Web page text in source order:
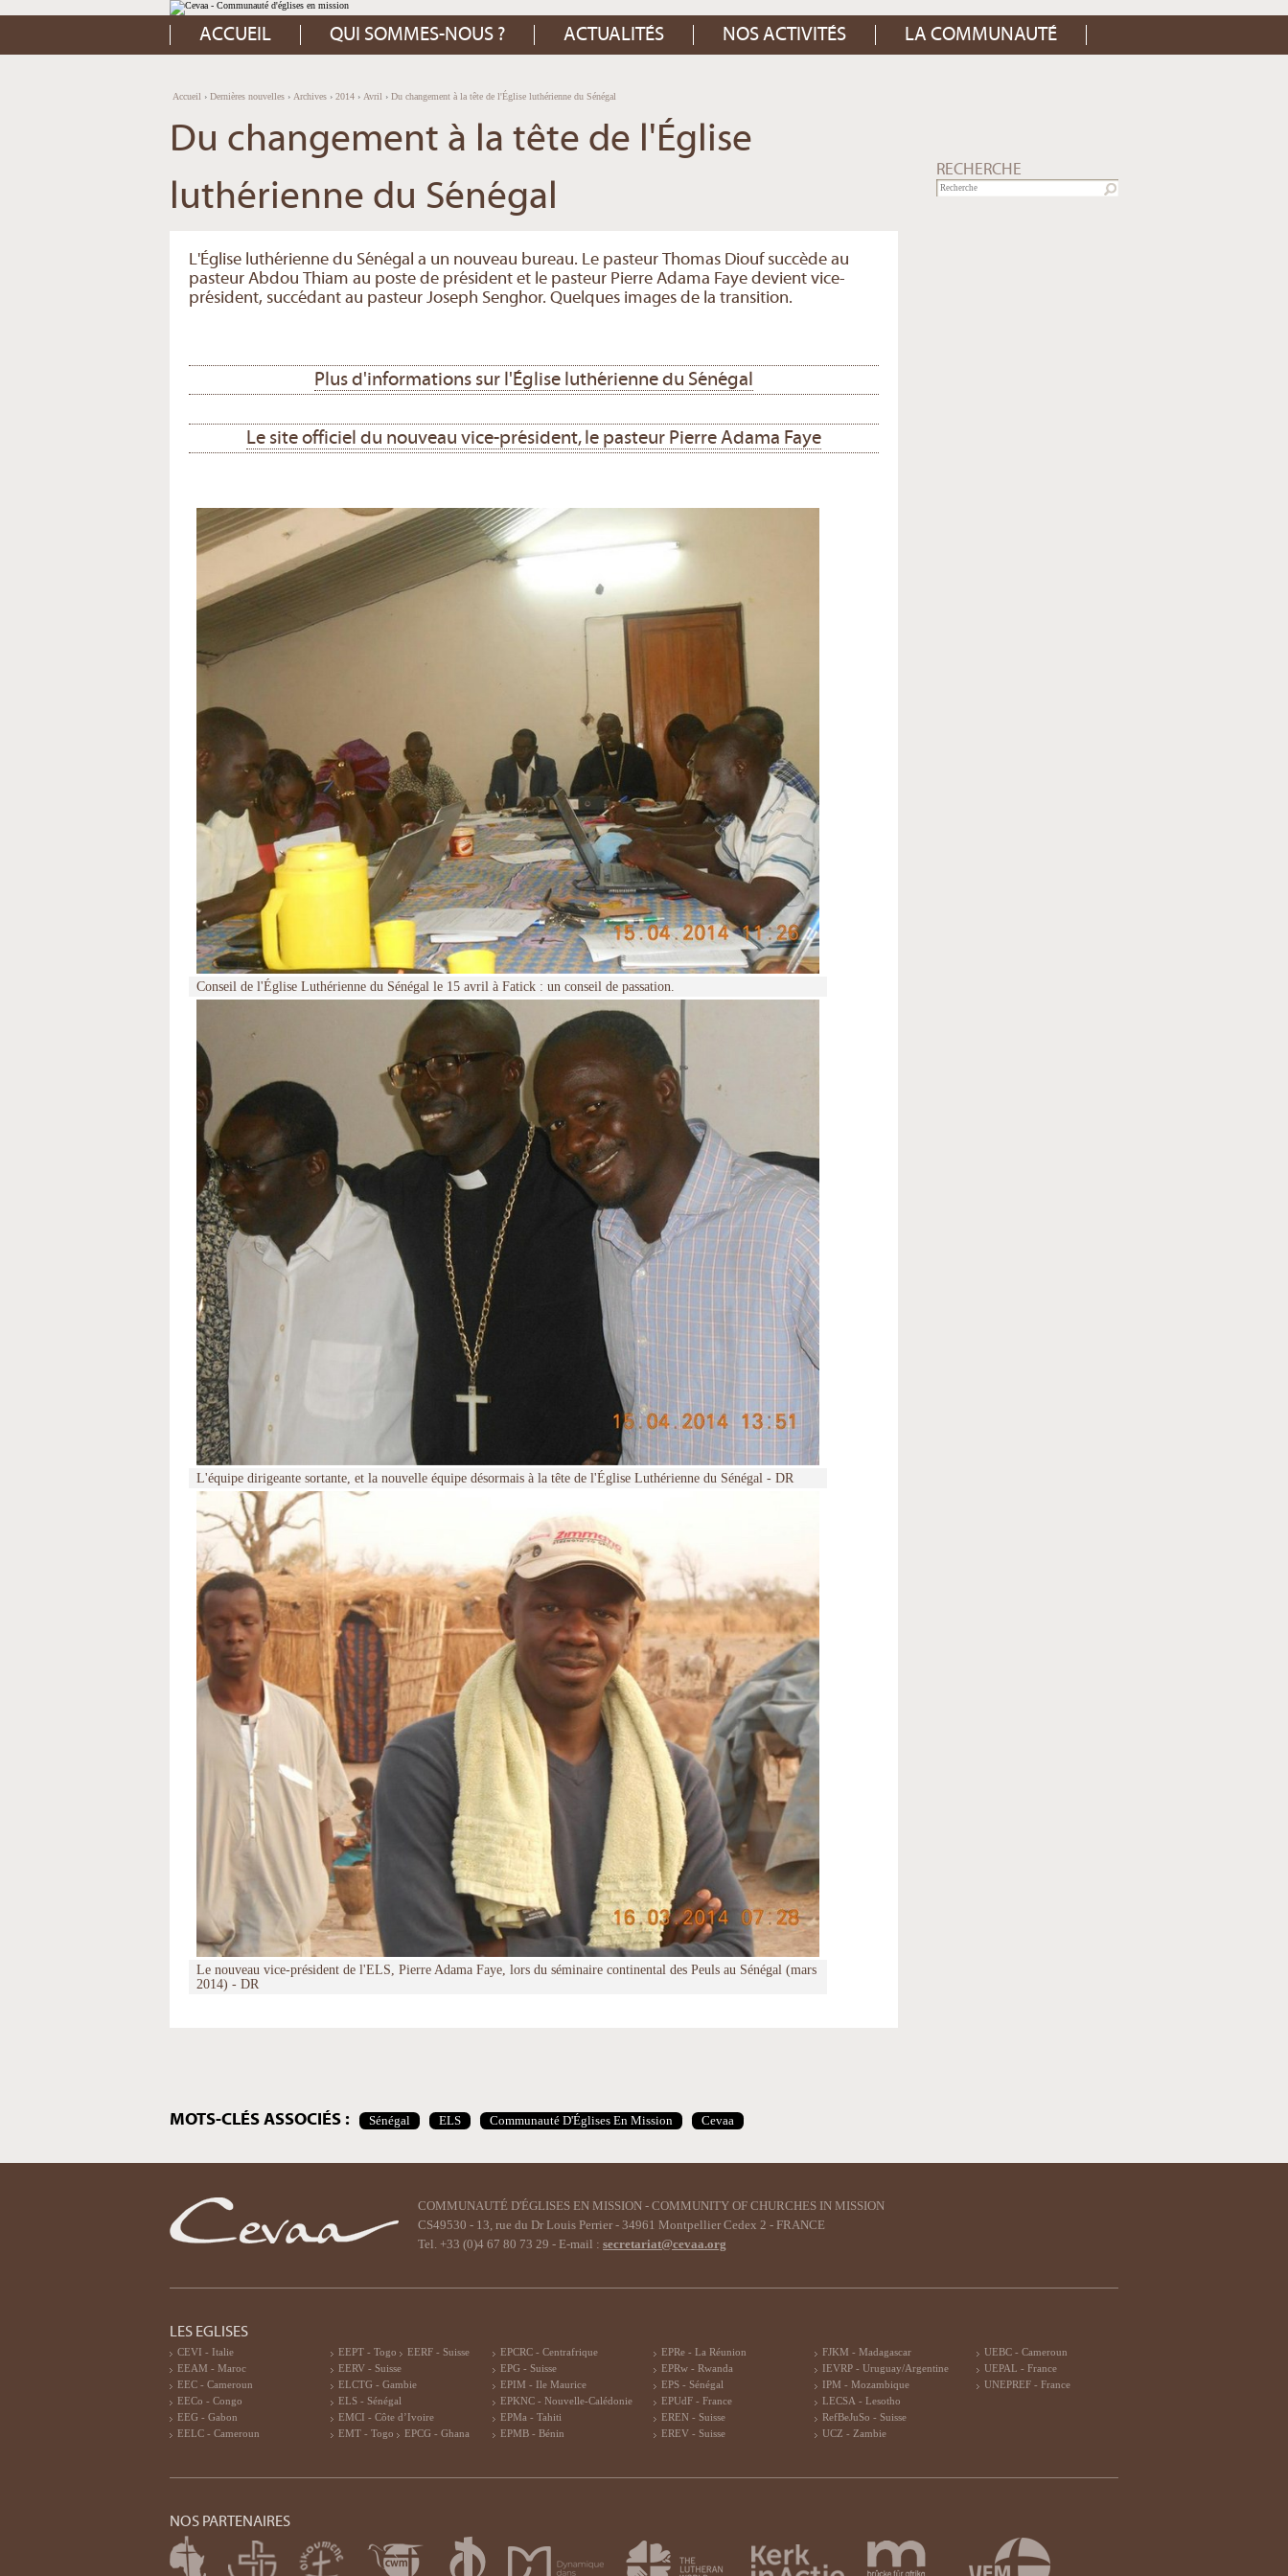
Aller
au
contenu.
Aller
à
Outils
personnels
ACCUEIL QUI SOMMES-NOUS ? ACTUALITÉS NOS ACTIVITÉS LA COMMUNAUTÉ
Accueil › Dernières nouvelles › Archives › 2014 › Avril › Du changement à la tête de l'Église luthérienne du Sénégal
RECHERCHE
Du changement à la tête de l'Église
luthérienne du Sénégal
L'Église luthérienne du Sénégal a un nouveau bureau. Le pasteur Thomas Diouf succède au
pasteur Abdou Thiam au poste de président et le pasteur Pierre Adama Faye devient vice-
président, succédant au pasteur Joseph Senghor. Quelques images de la transition.
Plus d'informations sur l'Église luthérienne du Sénégal
Le site officiel du nouveau vice-président, le pasteur Pierre Adama Faye
Conseil de l'Église Luthérienne du Sénégal le 15 avril à Fatick : un conseil de passation.
L'équipe dirigeante sortante, et la nouvelle équipe désormais à la tête de l'Église Luthérienne du Sénégal - DR
Le nouveau vice-président de l'ELS, Pierre Adama Faye, lors du séminaire continental des Peuls au Sénégal (mars
2014) - DR
MOTS-CLÉS ASSOCIÉS : Sénégal ELS Communauté D'Églises En Mission Cevaa
COMMUNAUTÉ D'ÉGLISES EN MISSION - COMMUNITY OF CHURCHES IN MISSION
CS49530 - 13, rue du Dr Louis Perrier - 34961 Montpellier Cedex 2 - FRANCE
Tel. +33 (0)4 67 80 73 29 - E-mail : secretariat@cevaa.org
LES EGLISES
CEVI - Italie
EEAM - Maroc
EEC - Cameroun
EECo - Congo
EEG - Gabon
EELC - Cameroun
EEPT - Togo
EERF - Suisse
EERV - Suisse
ELCTG - Gambie
ELS - Sénégal
EMCI - Côte d’Ivoire
EMT - Togo
EPCG - Ghana
EPCRC - Centrafrique
EPG - Suisse
EPIM - Ile Maurice
EPKNC - Nouvelle-Calédonie
EPMa - Tahiti
EPMB - Bénin
EPRe - La Réunion
EPRw - Rwanda
EPS - Sénégal
EPUdF - France
EREN - Suisse
EREV - Suisse
FJKM - Madagascar
IEVRP - Uruguay/Argentine
IPM - Mozambique
LECSA - Lesotho
RefBeJuSo - Suisse
UCZ - Zambie
UEBC - Cameroun
UEPAL - France
UNEPREF - France
NOS PARTENAIRES